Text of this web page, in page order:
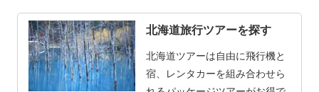
北海道旅行ツアーを探す
北海道ツアーは自由に飛行機と
宿、レンタカーを組み合わせら